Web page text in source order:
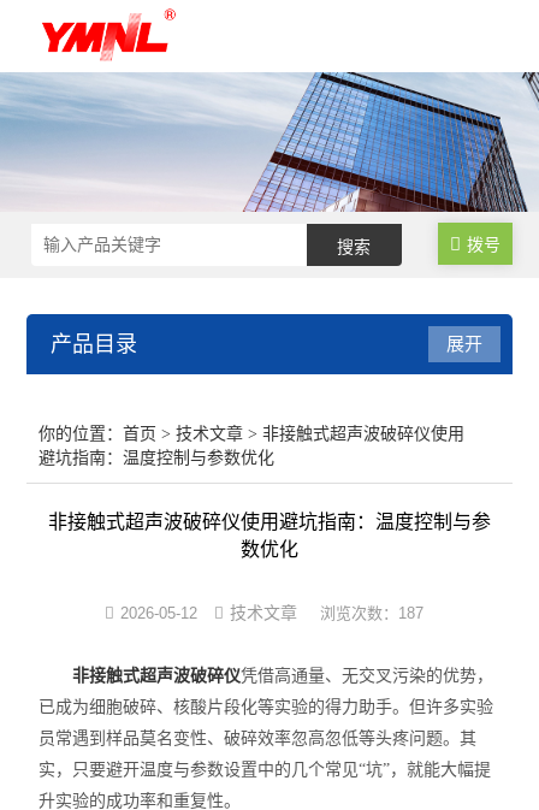
拨号
产品目录
超声波提取机
超声波清洗机
低温|恒温|制冷设备
培养箱系列
展开
你的位置：首页 >技术文章 > 非接触式超声波破碎仪使用
避坑指南：温度控制与参数优化
非接触式超声波破碎仪使用避坑指南：温度控制与参
数优化
2026-05-12 技术文章 浏览次数：187
非接触式超声波破碎仪凭借高通量、无交叉污染的优势，
已成为细胞破碎、核酸片段化等实验的得力助手。但许多实验
员常遇到样品莫名变性、破碎效率忽高忽低等头疼问题。其
实，只要避开温度与参数设置中的几个常见“坑”，就能大幅提
升实验的成功率和重复性。